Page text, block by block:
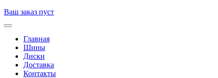
Ваш заказ пуст
Главная
Шины
Диски
Доставка
Контакты